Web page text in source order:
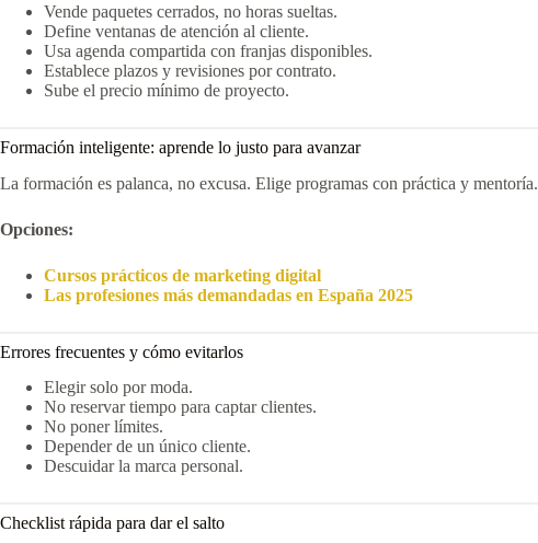
Vende paquetes cerrados, no horas sueltas.
Define ventanas de atención al cliente.
Usa agenda compartida con franjas disponibles.
Establece plazos y revisiones por contrato.
Sube el precio mínimo de proyecto.
Formación inteligente: aprende lo justo para avanzar
La formación es palanca, no excusa. Elige programas con práctica y mentoría.
Opciones:
Cursos prácticos de marketing digital
Las profesiones más demandadas en España 2025
Errores frecuentes y cómo evitarlos
Elegir solo por moda.
No reservar tiempo para captar clientes.
No poner límites.
Depender de un único cliente.
Descuidar la marca personal.
Checklist rápida para dar el salto